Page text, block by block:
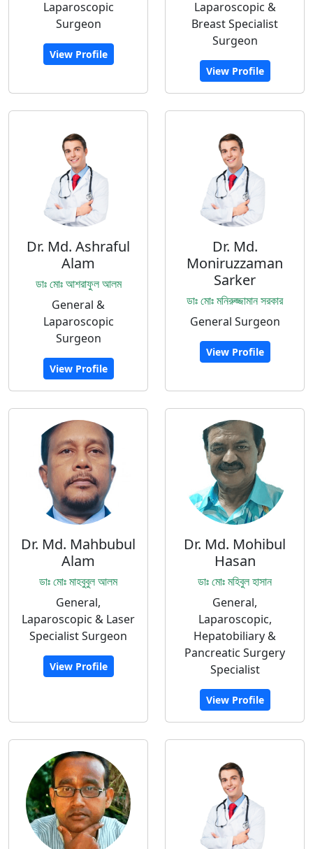
Laparoscopic
Surgeon
View Profile
Laparoscopic &
Breast Specialist
Surgeon
View Profile
Dr. Md. Ashraful
Alam
ডাঃ মোঃ আশরাফুল আলম
General &
Laparoscopic
Surgeon
View Profile
Dr. Md.
Moniruzzaman
Sarker
ডাঃ মোঃ মনিরুজ্জামান সরকার
General Surgeon
View Profile
Dr. Md. Mahbubul
Alam
ডাঃ মোঃ মাহবুবুল আলম
General,
Laparoscopic & Laser
Specialist Surgeon
View Profile
Dr. Md. Mohibul
Hasan
ডাঃ মোঃ মহিবুল হাসান
General,
Laparoscopic,
Hepatobiliary &
Pancreatic Surgery
Specialist
View Profile